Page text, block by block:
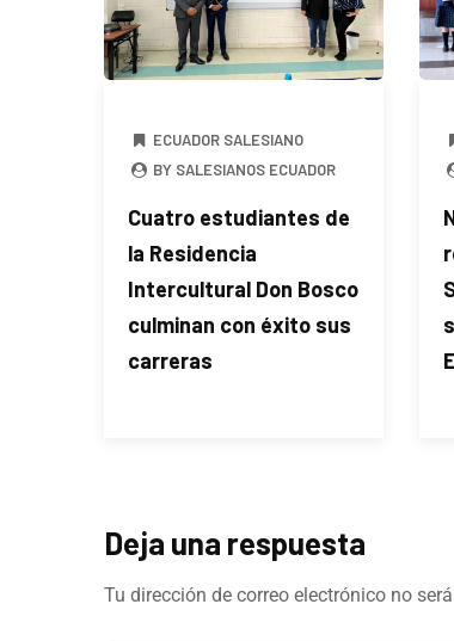
ECUADOR SALESIANO
BY SALESIANOS ECUADOR
Cuatro estudiantes de
la Residencia
Intercultural Don Bosco
culminan con éxito sus
carreras
Deja una respuesta
Tu dirección de correo electrónico no